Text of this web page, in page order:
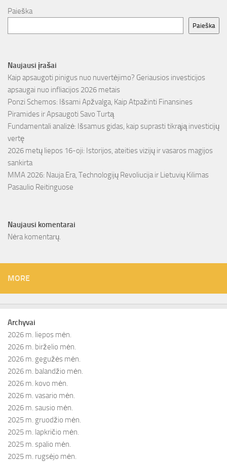
Paieška
Paieška
Naujausi įrašai
Kaip apsaugoti pinigus nuo nuvertėjimo? Geriausios investicijos
apsaugai nuo infliacijos 2026 metais
Ponzi Schemos: Išsami Apžvalga, Kaip Atpažinti Finansines
Piramides ir Apsaugoti Savo Turtą
Fundamentali analizė: Išsamus gidas, kaip suprasti tikrąją investicijų
vertę
2026 metų liepos 16-oji: Istorijos, ateities vizijų ir vasaros magijos
sankirta
MMA 2026: Nauja Era, Technologijų Revoliucija ir Lietuvių Kilimas
Pasaulio Reitinguose
Naujausi komentarai
Nėra komentarų.
MORE
Archyvai
2026 m. liepos mėn.
2026 m. birželio mėn.
2026 m. gegužės mėn.
2026 m. balandžio mėn.
2026 m. kovo mėn.
2026 m. vasario mėn.
2026 m. sausio mėn.
2025 m. gruodžio mėn.
2025 m. lapkričio mėn.
2025 m. spalio mėn.
2025 m. rugsėjo mėn.